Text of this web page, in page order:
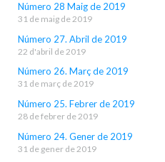
Número 28 Maig de 2019
31 de maig de 2019
Número 27. Abril de 2019
22 d'abril de 2019
Número 26. Març de 2019
31 de març de 2019
Número 25. Febrer de 2019
28 de febrer de 2019
Número 24. Gener de 2019
31 de gener de 2019